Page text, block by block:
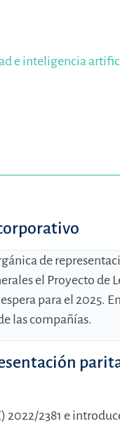
e inteligencia
de
el Proyecto
para el 2025.
las compañías.
2022/2381 e